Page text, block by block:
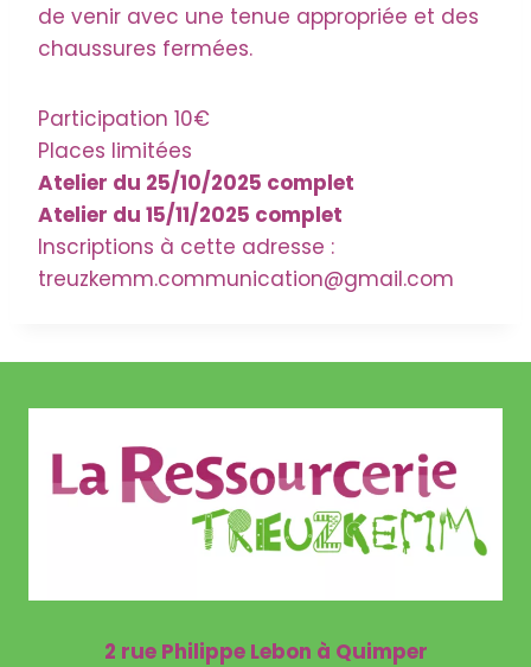
de venir avec une tenue appropriée et des
chaussures fermées.
Participation 10€
Places limitées
Atelier du 25/10/2025 complet
Atelier du 15/11/2025 complet
Inscriptions à cette adresse :
treuzkemm.communication@gmail.com
2 rue Philippe Lebon à Quimper